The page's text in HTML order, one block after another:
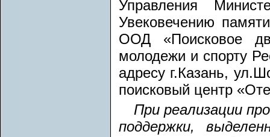
Управления
Увековечению
ООД «Поисковое
молодежи и спорту
адресу г.Казань,
поисковый центр
При реализации
поддержки,